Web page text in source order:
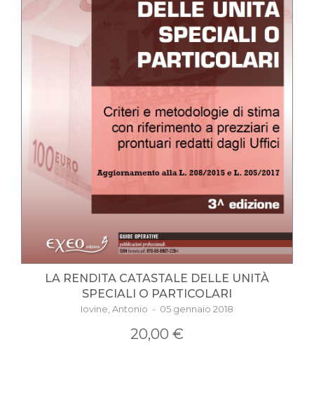
LA RENDITA CATASTALE DELLE UNITÀ
SPECIALI O PARTICOLARI
Iovine, Antonio - 05 gennaio 2018
20,00 €